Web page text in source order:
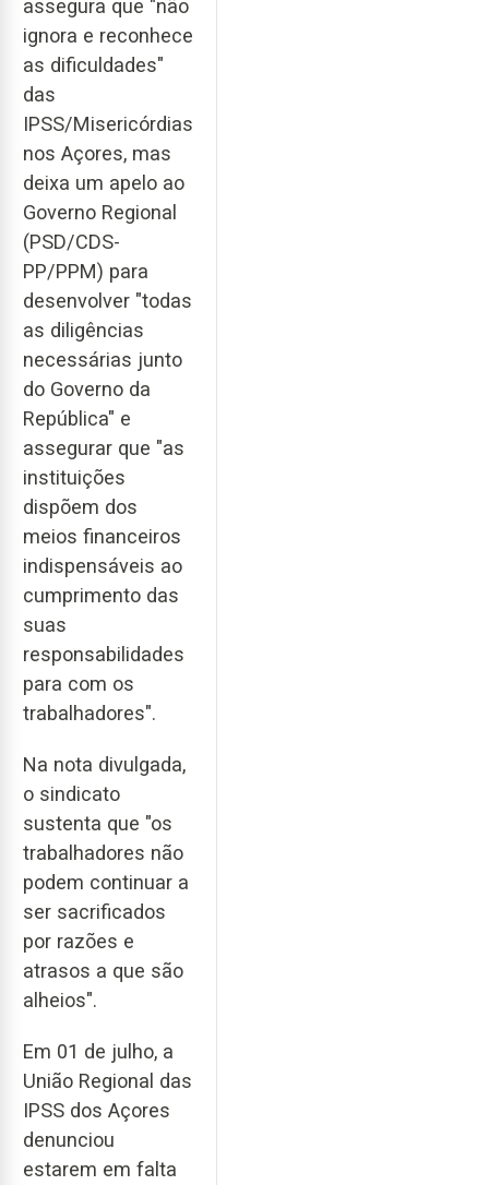
assegura que "não
ignora e reconhece
as dificuldades"
das
IPSS/Misericórdias
nos Açores, mas
deixa um apelo ao
Governo Regional
(PSD/CDS-
PP/PPM) para
desenvolver "todas
as diligências
necessárias junto
do Governo da
República" e
assegurar que "as
instituições
dispõem dos
meios financeiros
indispensáveis ao
cumprimento das
suas
responsabilidades
para com os
trabalhadores".
Na nota divulgada,
o sindicato
sustenta que "os
trabalhadores não
podem continuar a
ser sacrificados
por razões e
atrasos a que são
alheios".
Em 01 de julho, a
União Regional das
IPSS dos Açores
denunciou
estarem em falta